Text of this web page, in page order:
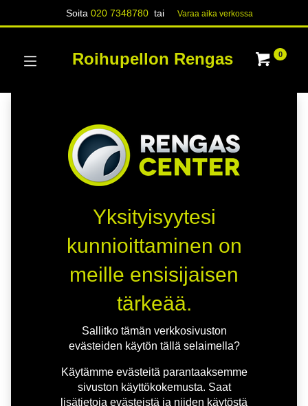
Soita020 7348780 tai Varaa aika verk​​​​ossa
Roihupellon Rengas 0
Yksityisyytesi
kunnioittaminen on
meille ensisijaisen
tärkeää.
Sallitko tämän verkkosivuston
evästeiden käytön tällä selaimella?
Käytämme evästeitä parantaaksemme
sivuston käyttökokemusta. Saat
lisätietoja evästeistä ja niiden käytöstä